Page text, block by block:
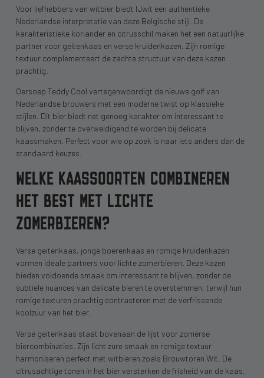
Voor liefhebbers van witbier biedt IJwit een authentieke
Nederlandse interpretatie van deze Belgische stijl. De
karakteristieke koriander en citrusschil maken het een natuurlijke
partner voor geitenkaas en verse kruidenkazen. Zijn romige
textuur complementeert de zachte structuur van deze kazen
prachtig.
Oersoep Teddy Cool vertegenwoordigt de nieuwe golf van
Nederlandse brouwers met een moderne twist op klassieke
stijlen. Dit bier biedt net genoeg karakter om interessant te
blijven, zonder te overweldigend te worden bij delicate
kaassmaken. Perfect voor wie op zoek is naar iets anders dan de
standaard keuzes.
WELKE KAASSOORTEN COMBINEREN
HET BEST MET LICHTE
ZOMERBIEREN?
Verse geitenkaas, jonge boerenkaas en romige kruidenkazen
vormen ideale partners voor lichte zomerbieren. Deze kazen
bieden voldoende smaak om interessant te blijven, zonder de
subtiele nuances van delicate bieren te overstemmen, terwijl hun
romige texturen prachtig contrasteren met de verfrissende
koolzuur van het bier.
Verse geitenkaas staat bovenaan de lijst voor zomerse
biercombinaties. Zijn licht zure smaak en romige textuur
harmoniseren perfect met witbieren zoals Brouwtoren Wit. De
citrusachtige tonen in het bier versterken de frisheid van de kaas,